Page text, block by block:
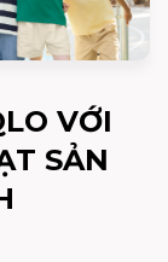
VỚI
SẢN